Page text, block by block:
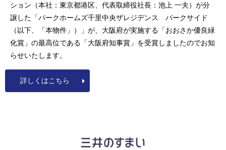
ション（本社：東京都港区、代表取締役社長：池上 一夫）が分
譲した「パークホームズ千里中央ザレジデンス パークサイド
（以下、「本物件」）」が、大阪府が実施する「おおさか優良緑
化賞」の最高位である「大阪府知事賞」を受賞しましたのでお知
らせいたします。
詳しくはこちら